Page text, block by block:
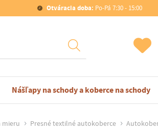
Otváracia doba: Po-Pá 7:30 - 15:00
Nášľapy na schody a koberce na schody
mieru Presné textilné autokoberce